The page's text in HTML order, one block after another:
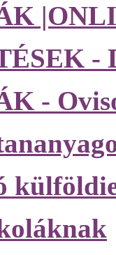
-
-